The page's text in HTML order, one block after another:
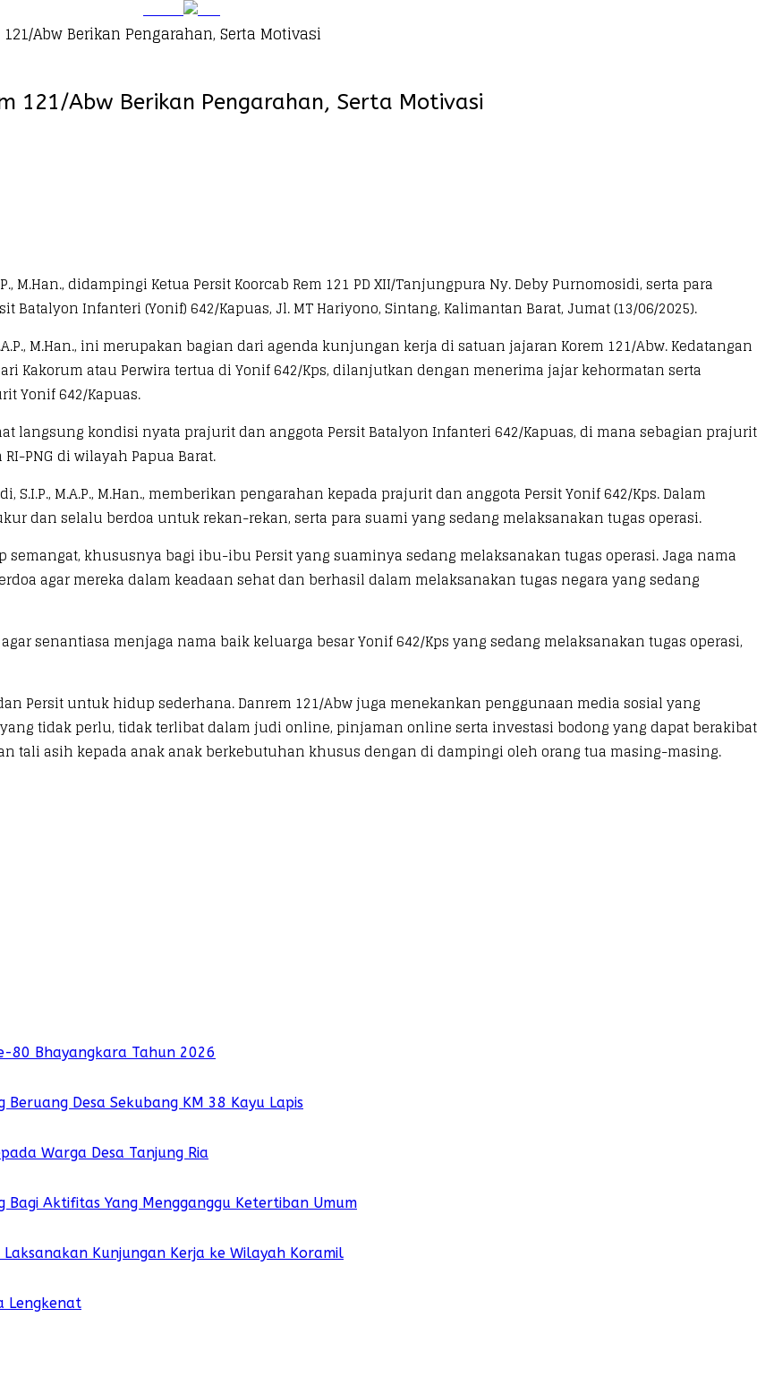
Abw Berikan Pengarahan, Serta Motivasi
121/Abw Berikan Pengarahan, Serta Motivasi
M.Han., didampingi Ketua Persit Koorcab Rem 121 PD XII/Tanjungpura Ny. Deby Purnomosidi, serta para
Infanteri (Yonif) 642/Kapuas, Jl. MT Hariyono, Sintang, Kalimantan Barat, Jumat (13/06/2025).
M.Han., ini merupakan bagian dari agenda kunjungan kerja di satuan jajaran Korem 121/Abw. Kedatangan
Kakorum atau Perwira tertua di Yonif 642/Kps, dilanjutkan dengan menerima jajar kehormatan serta
Yonif 642/Kapuas.
kondisi nyata prajurit dan anggota Persit Batalyon Infanteri 642/Kapuas, di mana sebagian prajurit
PNG di wilayah Papua Barat.
M.A.P., M.Han., memberikan pengarahan kepada prajurit dan anggota Persit Yonif 642/Kps. Dalam
dan selalu berdoa untuk rekan-rekan, serta para suami yang sedang melaksanakan tugas operasi.
khususnya bagi ibu-ibu Persit yang suaminya sedang melaksanakan tugas operasi. Jaga nama
agar mereka dalam keadaan sehat dan berhasil dalam melaksanakan tugas negara yang sedang
senantiasa menjaga nama baik keluarga besar Yonif 642/Kps yang sedang melaksanakan tugas operasi,
Persit untuk hidup sederhana. Danrem 121/Abw juga menekankan penggunaan media sosial yang
tidak perlu, tidak terlibat dalam judi online, pinjaman online serta investasi bodong yang dapat berakibat
tali asih kepada anak anak berkebutuhan khusus dengan di dampingi oleh orang tua masing-masing.
80 Bhayangkara Tahun 2026
Desa Sekubang KM 38 Kayu Lapis
Warga Desa Tanjung Ria
Bagi Aktifitas Yang Mengganggu Ketertiban Umum
Kunjungan Kerja ke Wilayah Koramil
Lengkenat